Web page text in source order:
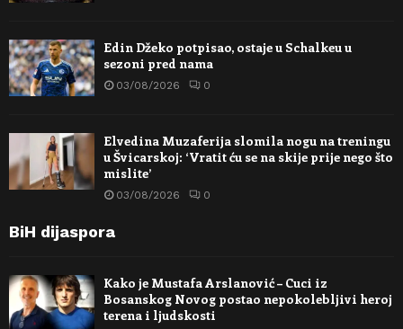
Edin Džeko potpisao, ostaje u Schalkeu u
sezoni pred nama
03/08/2026 0
Elvedina Muzaferija slomila nogu na treningu
u Švicarskoj: ‘Vratit ću se na skije prije nego što
mislite’
03/08/2026 0
BiH dijaspora
Kako je Mustafa Arslanović – Cuci iz
Bosanskog Novog postao nepokolebljivi heroj
terena i ljudskosti